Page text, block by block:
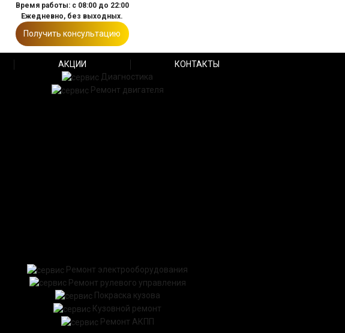
Время работы: с 08:00 до 22:00
Ежедневно, без выходных.
Получить консультацию
АКЦИИ
КОНТАКТЫ
Диагностика
Ремонт двигателя
Ремонт электрооборудования
Ремонт рулевого управления
Покраска кузова
Кузовной ремонт
Ремонт АКПП